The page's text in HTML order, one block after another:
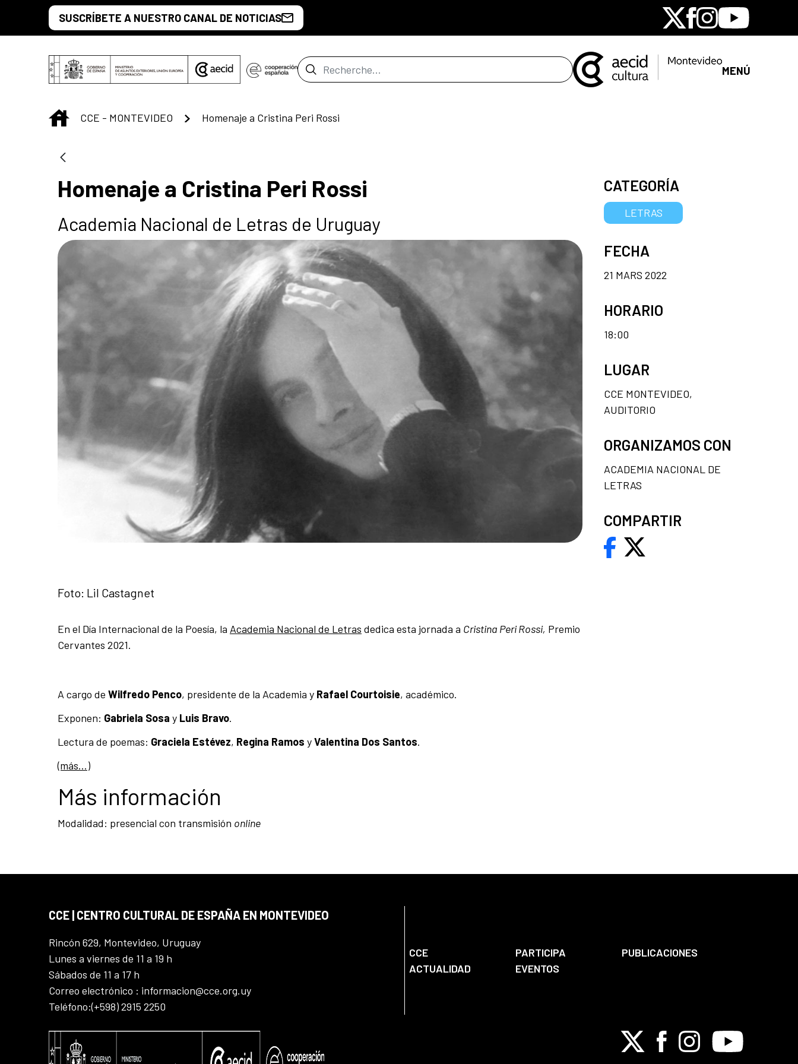
Saut au contenu principal
SUSCRÍBETE A NUESTRO CANAL DE NOTICIAS X Facebook
Instagram
Youtube
Barre de recherche MENÚ
INICIO
CCE - MONTEVIDEO Homenaje a Cristina Peri Rossi
Homenaje a Cristina Peri Rossi
Academia Nacional de Letras de Uruguay
Foto: Lil Castagnet
En el Día Internacional de la Poesía, la Academia Nacional de Letras dedica esta jornada a Cristina Peri Rossi, Premio
Cervantes 2021.
A cargo de Wilfredo Penco, presidente de la Academia y Rafael Courtoisie, académico.
Exponen: Gabriela Sosa y Luis Bravo.
Lectura de poemas: Graciela Estévez, Regina Ramos yValentina Dos Santos.
(más…)
Más información
Modalidad: presencial con transmisión online
CATEGORÍA
LETRAS
FECHA
21 MARS 2022
HORARIO
18:00
LUGAR
CCE MONTEVIDEO,
AUDITORIO
ORGANIZAMOS CON
ACADEMIA NACIONAL DE
LETRAS
COMPARTIR
CCE | CENTRO CULTURAL DE ESPAÑA EN MONTEVIDEO
Rincón 629, Montevideo, Uruguay
Lunes a viernes de 11 a 19 h
Sábados de 11 a 17 h
Correo electrónico : informacion@cce.org.uy
Teléfono:(+598) 2915 2250
CCE PARTICIPA
PUBLICACIONES
ACTUALIDAD
EVENTOS
X FacebookInstagramYoutube